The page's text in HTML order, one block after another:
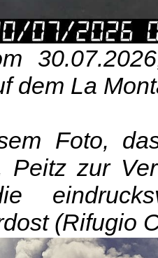
dem La
Foto,
Peitz zur
(Rifugio